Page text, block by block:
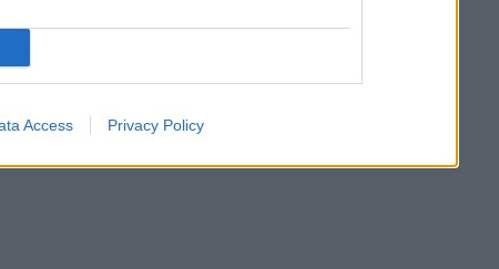
Access Privacy Policy